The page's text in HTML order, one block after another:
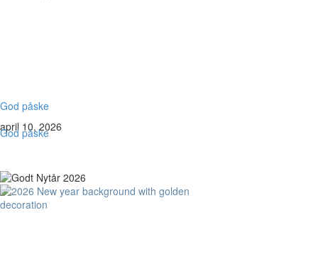
God påske
april 10, 2026
God påske